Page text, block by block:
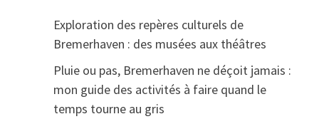
Exploration des repères culturels de
Bremerhaven : des musées aux théâtres
Pluie ou pas, Bremerhaven ne déçoit jamais :
mon guide des activités à faire quand le
temps tourne au gris